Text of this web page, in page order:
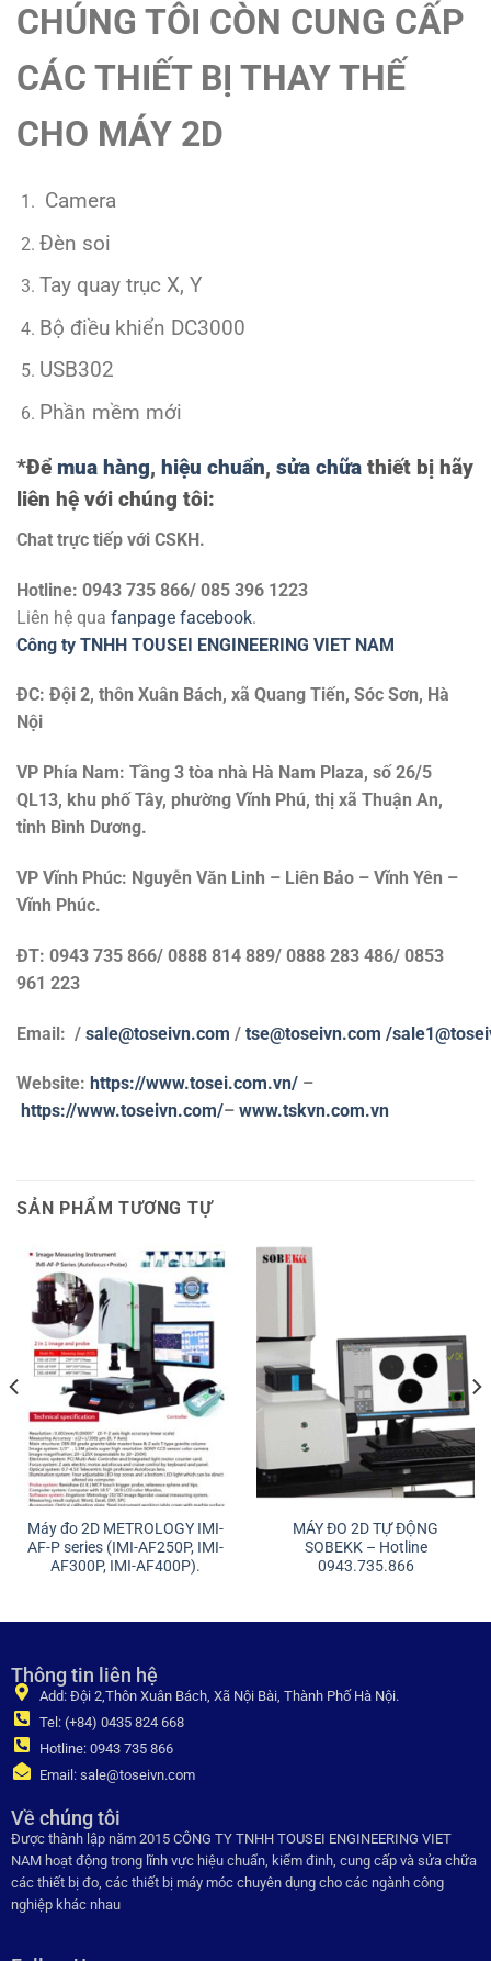
CHÚNG TÔI CÒN CUNG CẤP
CÁC THIẾT BỊ THAY THẾ
CHO MÁY 2D
Camera
Đèn soi
Tay quay trục X, Y
Bộ điều khiển DC3000
USB302
Phần mềm mới
*Để mua hàng, hiệu chuẩn, sửa chữa thiết bị hãy
liên hệ với chúng tôi:
Chat trực tiếp với CSKH.
Hotline: 0943 735 866/ 085 396 1223
Liên hệ qua fanpage facebook.
Công ty TNHH TOUSEI ENGINEERING VIET NAM
ĐC: Đội 2, thôn Xuân Bách, xã Quang Tiến, Sóc Sơn, Hà
Nội
VP Phía Nam: Tầng 3 tòa nhà Hà Nam Plaza, số 26/5
QL13, khu phố Tây, phường Vĩnh Phú, thị xã Thuận An,
tỉnh Bình Dương.
VP Vĩnh Phúc: Nguyễn Văn Linh – Liên Bảo – Vĩnh Yên –
Vĩnh Phúc.
ĐT: 0943 735 866/ 0888 814 889/ 0888 283 486/ 0853
961 223
Email: / sale@toseivn.com / tse@toseivn.com /
Website: https://www.tosei.com.vn/ –
https://www.toseivn.com/– www.tskvn.com.vn
SẢN PHẨM TƯƠNG TỰ
Máy đo 2D METROLOGY IMI-
AF-P series (IMI-AF250P, IMI-
AF300P, IMI-AF400P).
MÁY ĐO 2D TỰ ĐỘNG
SOBEKK – Hotline
0943.735.866
Thông tin liên hệ
Add: Đội 2,Thôn Xuân Bách, Xã Nội Bài, Thành Phố Hà Nội.
Tel: (+84) 0435 824 668
Hotline: 0943 735 866
Email: sale@toseivn.com
Về chúng tôi
Được thành lập năm 2015 CÔNG TY TNHH TOUSEI ENGINEERING VIET
NAM hoạt động trong lĩnh vực hiệu chuẩn, kiểm đinh, cung cấp và sửa chữa
các thiết bị đo, các thiết bị máy móc chuyên dụng cho các ngành công
nghiệp khác nhau